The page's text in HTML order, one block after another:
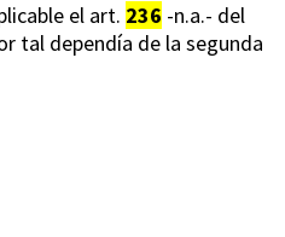
el art. 236 -n.a.- del
tal dependía de la segunda